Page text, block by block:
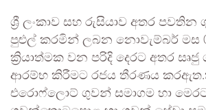
ශ්‍රී ලංකාව සහ රුසියාව අතර පවතින
පුළුල් කරමින් ලබන නොවැම්බර් මස
ක්‍රියාත්මක වන පරිදි දෙරට අතර
ආරම්භ කිරීමට රජය තීරණය
එරොෆ්ලොට් ගුවන් සමාගම හා